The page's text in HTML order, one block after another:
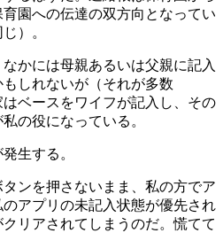
園への伝達の双方向となってい
）。
かには母親あるいは父親に記入
しれないが（それが多数
ベースをワイフが記入し、その
の役になっている。
生する。
ンを押さないまま、私の方でア
アプリの未記入状態が優先され
リアされてしまうのだ。慌てて